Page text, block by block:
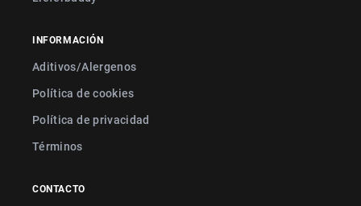
INFORMACIÓN
Aditivos/Alergenos
Política de cookies
Política de privacidad
Términos
CONTACTO